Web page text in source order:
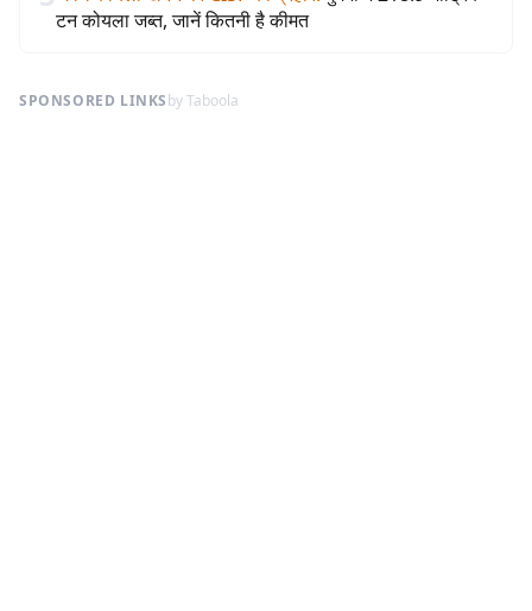
टन कोयला जब्त, जानें कितनी है कीमत
SPONSORED LINKSby Taboola